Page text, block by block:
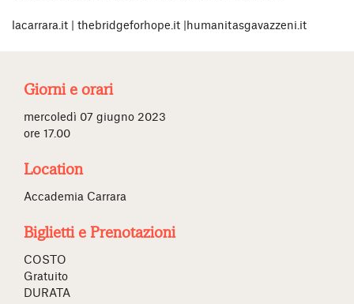
lacarrara.it | thebridgeforhope.it |humanitasgavazzeni.it
Giorni e orari
mercoledì 07 giugno 2023
ore 17.00
Location
Accademia Carrara
Biglietti e Prenotazioni
COSTO
Gratuito
DURATA